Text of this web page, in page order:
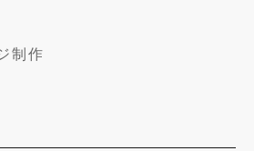
制作